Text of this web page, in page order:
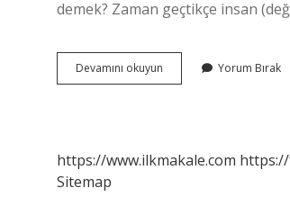
demek? Zaman geçtikçe insan
Devamını okuyun
Suresinde
Yorum Bırak
https://www.ilkmakale.com
Sitemap